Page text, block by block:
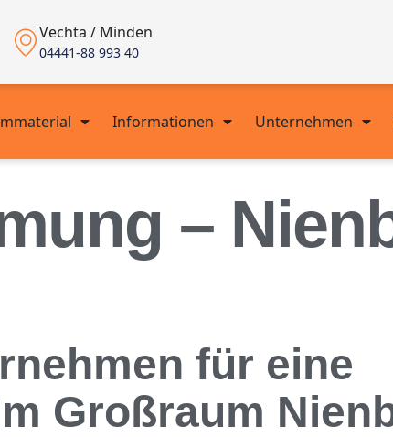
Vechta / Minden
04441-88 993 40
Informationen Unternehmen
–
für eine
Großraum